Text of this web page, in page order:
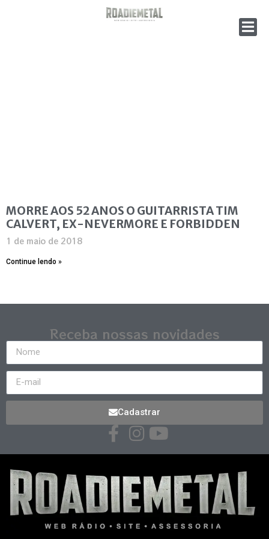
MORRE AOS 52 ANOS O GUITARRISTA TIM
CALVERT, EX-NEVERMORE E FORBIDDEN
1 de maio de 2018
Continue lendo »
Receba nossas novidades
Cadastrar